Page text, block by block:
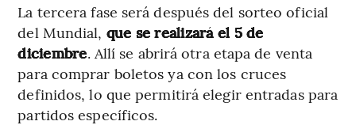
La tercera fase será después del sorteo oficial
del Mundial, que se realizará el 5 de
diciembre. Allí se abrirá otra etapa de venta
para comprar boletos ya con los cruces
definidos, lo que permitirá elegir entradas para
partidos específicos.